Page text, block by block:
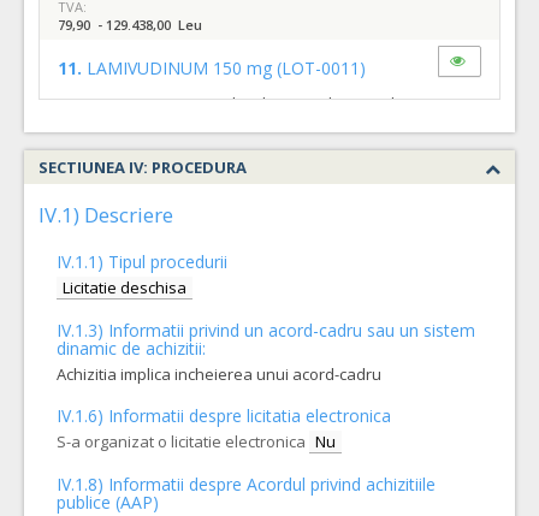
TVA:
79,90 - 129.438,00 Leu
11. LAMIVUDINUM 150 mg (LOT-0011)
Cantitatea minima acord cadru pe 24 luni = 60 bucati; Cantitatea maxima acord cadru pe 24 luni = 14400 bucati;
COD CPV: 33651400-2 Antivirale pentru uz sistemic (Rev.2)
VALOAREA ESTIMATA FARA
TVA:
274,78 - 65.947,20 Leu
VALOAREA ESTIMATA FARA
TVA:
2.635,36 - 632.486,40 Leu
10. COMBINATII (LAMIVUDINUM + ZIDOVUDINUM) 150mg /300mg
COD CPV: 33651400-2 Antivirale pentru uz sistemic (Rev.2)
SECTIUNEA IV: PROCEDURA
IV.1) Descriere
IV.1.1) Tipul procedurii
Licitatie deschisa
IV.1.3) Informatii privind un acord-cadru sau un sistem
dinamic de achizitii:
Achizitia implica incheierea unui acord-cadru
IV.1.6) Informatii despre licitatia electronica
S-a organizat o licitatie electronica Nu
IV.1.8) Informatii despre Acordul privind achizitiile
publice (AAP)